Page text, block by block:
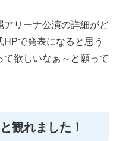
リーナ公演の詳細がど
で発表になると思う
欲しいなぁ～と願って
観れました！